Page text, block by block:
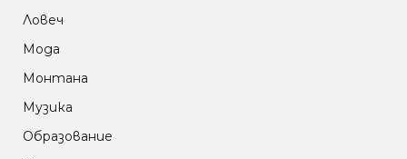
Ловеч
Мода
Монтана
Музика
Образование